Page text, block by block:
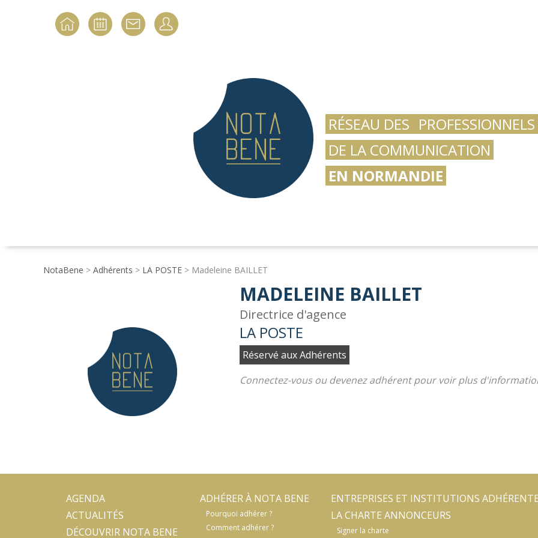
RÉSEAU DES PROFESSIONNELS
DE LA COMMUNICATION
EN NORMANDIE
NotaBene > Adhérents > LA POSTE > Madeleine BAILLET
MADELEINE BAILLET
Directrice d'agence
LA POSTE
Réservé aux Adhérents
Connectez-vous ou devenez adhérent pour voir plus
AGENDA
ACTUALITÉS
DÉCOUVRIR NOTA BENE
ADHÉRER À NOTA BENE
Pourquoi adhérer ?
Comment adhérer ?
ENTREPRISES ET INSTITUTIONS
LA CHARTE ANNONCEURS
Signer la charte